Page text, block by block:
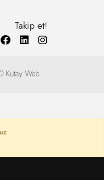
Takip et!
Kutay Web